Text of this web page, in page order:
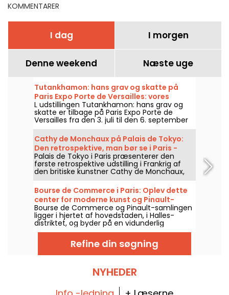
KOMMENTARER
I dag I morgen
Denne weekend Næste uge
Tutankhamon: hans grav og skatte på
Paris Expo Porte de Versailles: vores
billeder
L udstillingen Tutankhamon: hans grav og
skatte er tilbage på Paris Expo Porte de
Versailles fra den 3. juli til den 6. september
2026. Genopbygninger af graven,
gravskatte, audioguide, et immersivt rum og
VR-oplevelse: se, hvad der venter dig på
stedet—i billeder.
Cathy de Monchaux på Palais de Tokyo:
Den retrospektive, man bør se i Paris -
vores billeder
Palais de Tokyo i Paris præsenterer den
første retrospektive udstilling i Frankrig af
den britiske kunstner Cathy de Monchaux,
med titlen "Studio, Wounds and Battles.
Desire is the Reiteration of Hope", fra den 3.
april til den 13. september 2026. Udstillingen
samler næsten femti værker og giver et
overblik over fire årtier af hendes skabelse,
mellem kroppe, materialer og intime
fortællinger.
Bourse de Commerce i Paris: Oplev dette
center for moderne kunst og Pinault-
samlingen
Bourse de Commerce og Pinault-samlingen
ligger i hjertet af hovedstaden, i Halles-
distriktet, og byder på en vidunderlig
spadseretur gennem moderne kunstværker.
Her er alt, hvad du skal vide, før du besøger
dette kunstcenter.Refine din søgning
NYHEDER